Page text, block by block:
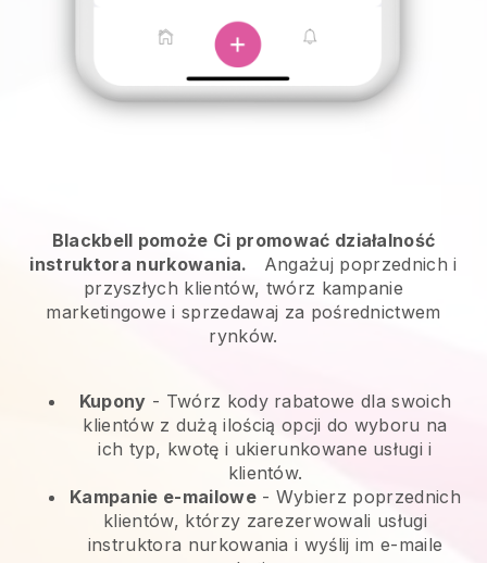
Blackbell pomoże Ci promować działalność
instruktora nurkowania.
Angażuj poprzednich i
przyszłych klientów, twórz kampanie
marketingowe i sprzedawaj za pośrednictwem
rynków.
Kupony - Twórz kody rabatowe dla swoich
klientów z dużą ilością opcji do wyboru na
ich typ, kwotę i ukierunkowane usługi i
klientów.
Kampanie e-mailowe- Wybierz poprzednich
klientów, którzy zarezerwowali usługi
instruktora nurkowania i wyślij im e-maile